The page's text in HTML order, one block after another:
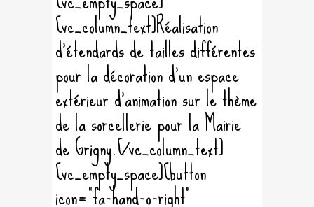
[vc_column_text]Réalisation
d'étendards de tailles différentes
pour la décoration d'un espace
extérieur d'animation sur le thème
de la sorcellerie pour la Mairie
de Grigny.[/vc_column_text]
[vc_empty_space][button
icon="fa-hand-o-right"